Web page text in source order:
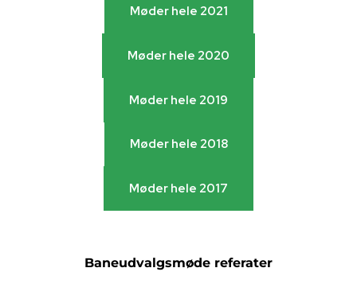
Baneudvalgsmøde referater
Møder hele 2022
Møder hele 2021
Møder hele 2021
Møder hele 2020
Møder hele 2020
Møder hele 2019
Møder hele 2019
Møder hele 2018
Møder hele 2018
Møder hele 2017